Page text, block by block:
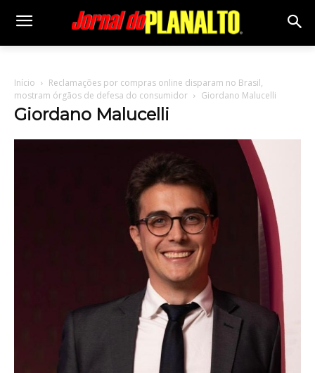
Início
Reclamações por compras online disparam no Brasil,
mostram órgãos de defesa do consumidor
Giordano Malucelli
Giordano Malucelli